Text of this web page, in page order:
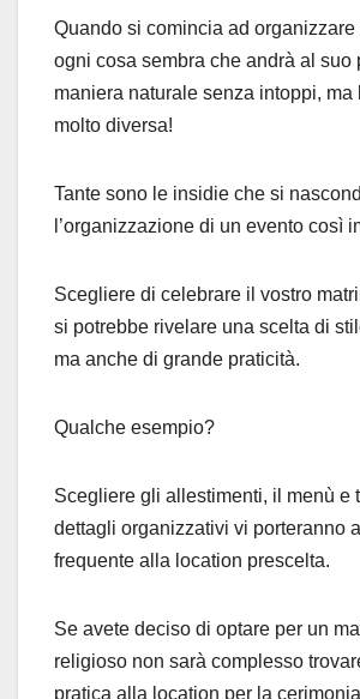
Quando si comincia ad
ogni cosa sembra che andrà al suo
maniera naturale senza intoppi, ma
molto diversa!
Tante sono le insidie che si
l’organizzazione di un evento così
Scegliere di celebrare il vostro
si potrebbe rivelare una scelta di
ma anche di grande praticità.
Qualche esempio?
Scegliere gli allestimenti, il menù e
dettagli organizzativi vi porteranno
frequente alla location prescelta.
Se avete deciso di optare per un
religioso non sarà complesso
pratica alla location per la